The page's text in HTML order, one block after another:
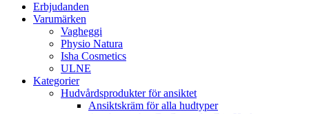
Erbjudanden
Varumärken
Vagheggi
Physio Natura
Isha Cosmetics
ULNE
Kategorier
Hudvårdsprodukter för ansiktet
Ansiktskräm för alla hudtyper